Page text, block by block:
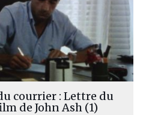
courrier : Lettre du
de John Ash (1)